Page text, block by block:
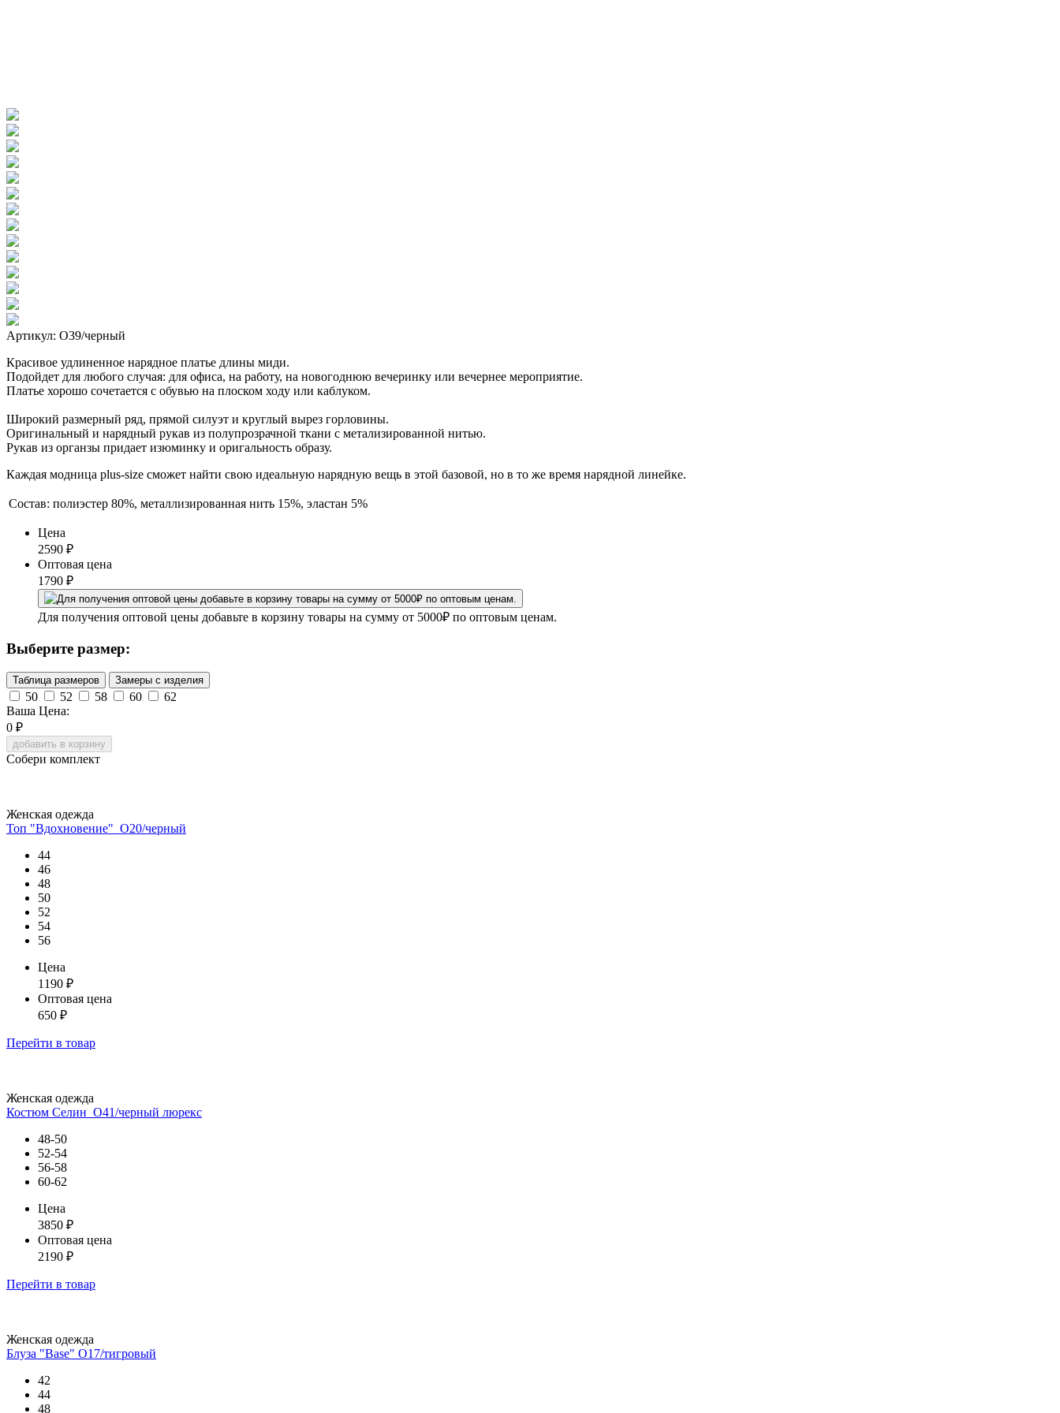
Артикул: О39/черный
Красивое удлиненное нарядное платье длины миди.
Подойдет для любого случая: для офиса, на работу, на новогоднюю вечеринку или вечернее мероприятие.
Платье хорошо сочетается с обувью на плоском ходу или каблуком.
Широкий размерный ряд, прямой силуэт и круглый вырез горловины.
Оригинальный и нарядный рукав из полупрозрачной ткани с метализированной нитью.
Рукав из органзы придает изюминку и оригальность образу.
Каждая модница plus-size сможет найти свою идеальную нарядную вещь в этой базовой, но в то же время нарядной линейке.
Состав: полиэстер 80%, металлизированная нить 15%, эластан 5%
Цена
2590 ₽
Оптовая цена
1790 ₽
Для получения оптовой цены добавьте в корзину товары на сумму от 5000₽ по оптовым ценам.
Выберите размер:
Таблица размеров Замеры с изделия
50 52 58 60
62
Ваша Цена:
0 ₽
добавить в корзину
Собери комплект
Женская одежда
Топ "Вдохновение"_О20/черный
44
46
48
50
52
54
56
Цена
1190 ₽
Оптовая цена
650 ₽
Перейти в товар
Женская одежда
Костюм Селин_О41/черный люрекс
48-50
52-54
56-58
60-62
Цена
3850 ₽
Оптовая цена
2190 ₽
Перейти в товар
Женская одежда
Блуза "Base" О17/тигровый
42
44
48